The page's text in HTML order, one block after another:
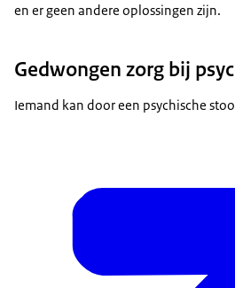
en er geen andere oplossingen zijn.
Gedwongen zorg bij
Iemand kan door een psychische